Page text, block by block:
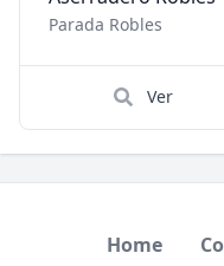
Parada Robles
Ver
Home